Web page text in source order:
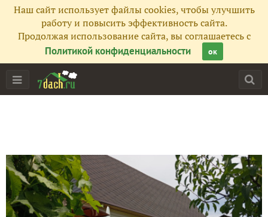
Наш сайт использует файлы cookies, чтобы улучшить
работу и повысить эффективность сайта.
Продолжая использование сайта, вы соглашаетесь с
Политикой конфиденциальности
ок
Все публикации 204
Фото 966